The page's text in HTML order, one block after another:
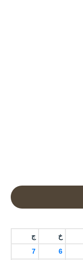
خ ج
6
7